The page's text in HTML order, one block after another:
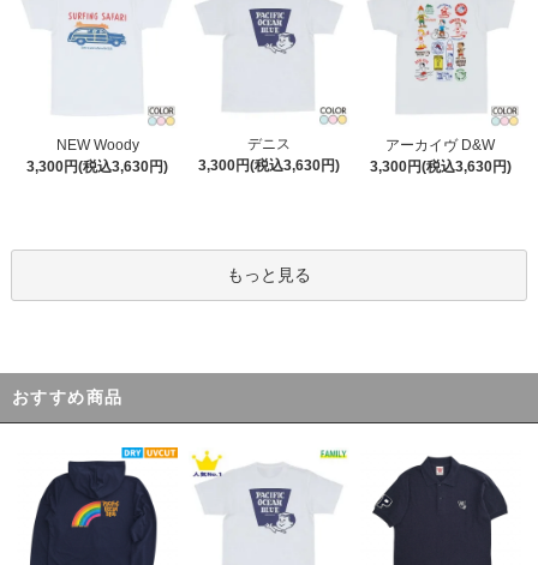
NEW Woody
3,300円(税込3,630円)
デニス
3,300円(税込3,630円)
アーカイヴ D&W
3,300円(税込3,630円)
もっと見る
おすすめ商品